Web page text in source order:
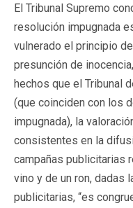
El Tribunal Supremo
resolución impugnada
vulnerado el principio
presunción de
hechos que el Tribunal
(que coinciden con los
impugnada), la
consistentes en la
campañas publicitarias
vino y de un ron, dadas
publicitarias, “es